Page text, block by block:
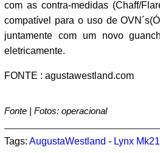
com as contra-medidas (Chaff/
compatível para o uso de
juntamente com um novo
eletricamente.
FONTE : agustawestland.com
Fonte | Fotos: operacional
Tags: AugustaWestland - Lynx